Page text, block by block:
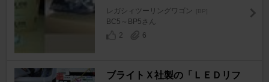
レガシィツーリングワゴン [BP]
BC5～BP5さん
2
6
ブライトＸ社製の「ＬＥＤリフ